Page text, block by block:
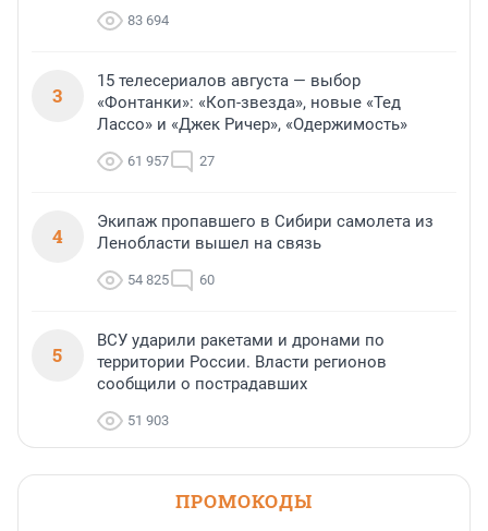
83 694
3
15 телесериалов августа — выбор
«Фонтанки»: «Коп-звезда», новые «Тед
Лассо» и «Джек Ричер», «Одержимость»
61 957 27
4
Экипаж пропавшего в Сибири самолета из
Ленобласти вышел на связь
54 825 60
5
ВСУ ударили ракетами и дронами по
территории России. Власти регионов
сообщили о пострадавших
51 903
ПРОМОКОДЫ